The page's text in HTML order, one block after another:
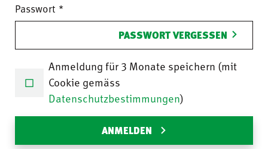
Passwort
PASSWORT VERGESSEN
Anmeldung für 3 Monate speichern (mit
Cookie gemäss
Datenschutzbestimmungen)
ANMELDEN